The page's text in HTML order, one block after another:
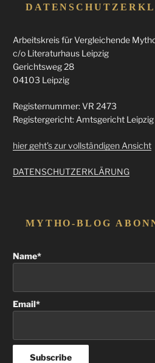
Arbeitskreis für Vergleichende
c/o Literaturhaus Leipzig
Gerichtsweg 28
04103 Leipzig
Registernummer: VR 2473
Registergericht: Amtsgericht Leipzig
hier geht’s zur vollständigen Ansicht
DATENSCHUTZERKLÄRUNG
MYTHO-BLOG
Name*
Email*